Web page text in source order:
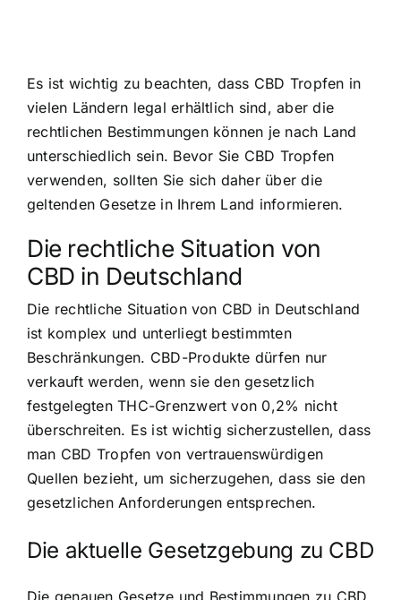
Es ist wichtig zu beachten, dass CBD Tropfen in
vielen Ländern legal erhältlich sind, aber die
rechtlichen Bestimmungen können je nach Land
unterschiedlich sein. Bevor Sie CBD Tropfen
verwenden, sollten Sie sich daher über die
geltenden Gesetze in Ihrem Land informieren.
Die rechtliche Situation von
CBD in Deutschland
Die rechtliche Situation von CBD in Deutschland
ist komplex und unterliegt bestimmten
Beschränkungen. CBD-Produkte dürfen nur
verkauft werden, wenn sie den gesetzlich
festgelegten THC-Grenzwert von 0,2% nicht
überschreiten. Es ist wichtig sicherzustellen, dass
man CBD Tropfen von vertrauenswürdigen
Quellen bezieht, um sicherzugehen, dass sie den
gesetzlichen Anforderungen entsprechen.
Die aktuelle Gesetzgebung zu CBD
Die genauen Gesetze und Bestimmungen zu CBD